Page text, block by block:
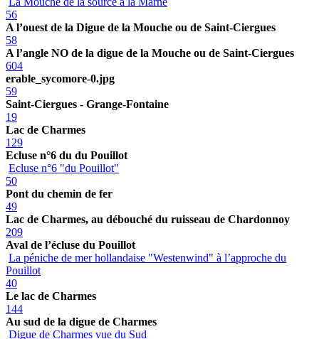
56
A l’ouest de la Digue de la Mouche ou de Saint-Ciergues
58
A l’angle NO de la digue de la Mouche ou de Saint-Ciergues
604
erable_sycomore-0.jpg
59
Saint-Ciergues - Grange-Fontaine
19
Lac de Charmes
129
Ecluse n°6 du du Pouillot
Ecluse n°6 "du Pouillot"
50
Pont du chemin de fer
49
Lac de Charmes, au débouché du ruisseau de Chardonnoy
209
Aval de l’écluse du Pouillot
La péniche de mer hollandaise "Westenwind" à l’approche du
Pouillot
40
Le lac de Charmes
144
Au sud de la digue de Charmes
Digue de Charmes vue du Sud